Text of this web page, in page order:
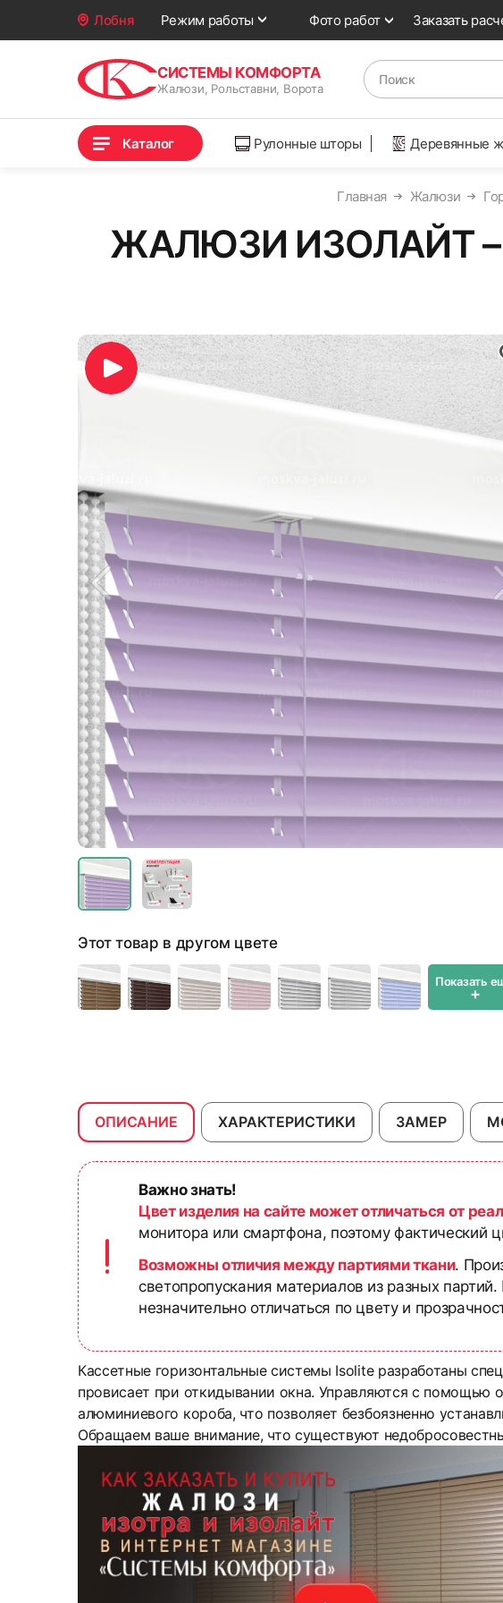
Лобня Режим работы Фото работ Заказать
СИСТЕМЫ КОМФОРТА
Жалюзи, Рольставни, Ворота
Каталог Рулонные шторы Деревянные
Главная Жалюзи
ЖАЛЮЗИ ИЗОЛАЙТ
Этот товар в другом цвете
Показать
+
ОПИСАНИЕ ХАРАКТЕРИСТИКИ ЗАМЕР
Важно знать!
Цвет изделия на сайте может отличаться от
монитора или смартфона, поэтому фактический
Возможны отличия между партиями ткани.
светопропускания материалов из разных
незначительно отличаться по цвету и
Кассетные горизонтальные системы Isolite разработаны
провисает при откидывании окна. Управляются с помощью
алюминиевого короба, что позволяет безбоязненно
Обращаем ваше внимание, что существуют